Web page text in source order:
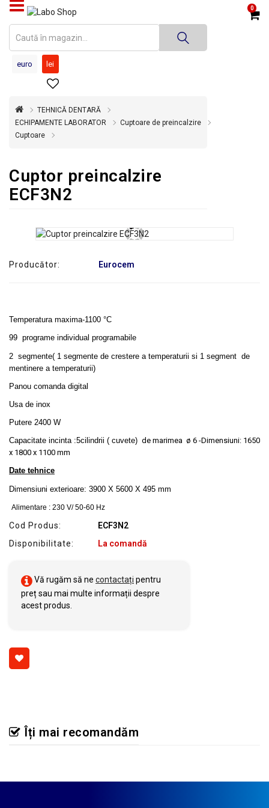
0
PRODUSE
MEDICINĂ
DENTARĂ
DENTARĂ
DEZINFECȚIE
ȘI
SUPER
OFERTĂ
HAND
euro lei
TEHNICĂ DENTARĂ
ECHIPAMENTE LABORATOR
Cuptoare de preincalzire
Cuptoare
Cuptor preincalzire
ECF3N2
Producător: Eurocem
Temperatura maxima-1100 °C
99 programe individual programabile
2 segmente( 1 segmente de crestere a temperaturii si 1 segment de
mentinere a temperaturii)
Panou comanda digital
Usa de inox
Putere 2400 W
Capacitate incinta :5cilindrii ( cuvete) de marimea ø 6 -Dimensiuni: 1650
x 1800 x 1100 mm
Date tehnice
Dimensiuni exterioare: 3900 X 5600 X 495 mm
Alimentare : 230 V/ 50-60 Hz
Cod Produs:
ECF3N2
Disponibilitate:
La comandă
Vă rugăm să ne contactați pentru
preț sau mai multe informații despre
acest produs.
Îți mai recomandăm